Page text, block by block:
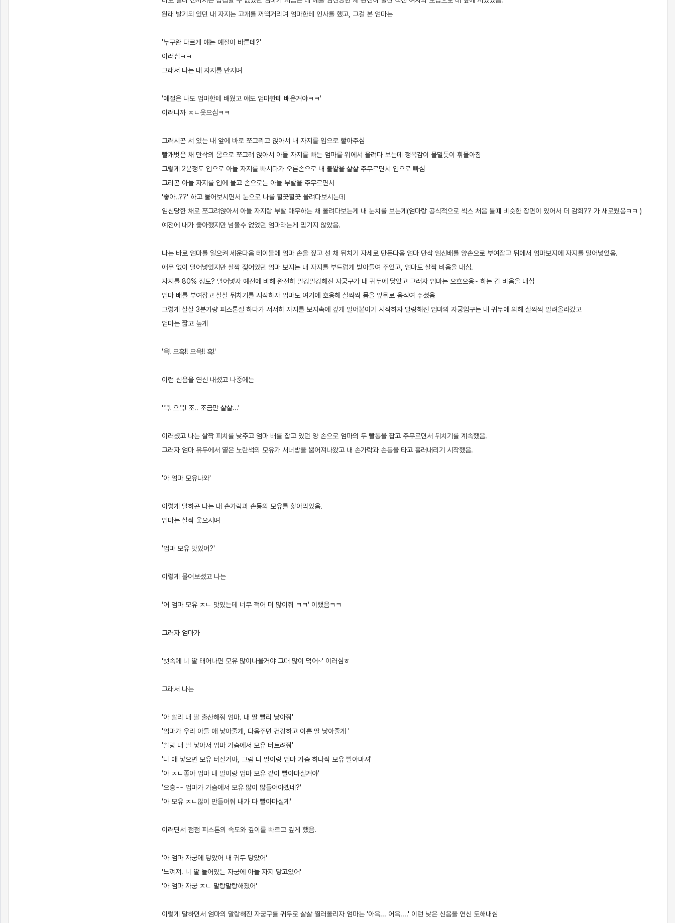
원래 발기되 있던 내 자지는 고개를 꺼떡거리며 엄마한테 인사를 했고, 그걸 본 엄마는
'누구완 다르게 얘는 예절이 바른데?'
이러심ㅋㅋ
그래서 나는 내 자지를 만지며
'예절은 나도 엄마한테 배웠고 얘도 엄마한테 배운거야ㅋㅋ'
이러니까 ㅈㄴ웃으심ㅋㅋ
그러시곤 서 있는 내 앞에 바로 쪼그리고 앉아서 내 자지를 입으로 빨아주심
빨개벗은 채 만삭의 몸으로 쪼그려 앉아서 아들 자지를 빠는 엄마를 위에서 올려다 보는데 정복감이 물밀듯이 휘몰아침
그렇게 2분정도 입으로 아들 자지를 빠시다가 오른손으로 내 불알을 살살 주무르면서 입으로 빠심
그리곤 아들 자지를 입에 물고 손으로는 아들 부랄을 주무르면서
'좋아..??' 하고 물어보시면서 눈으로 나를 힐끗힐끗 올려다보시는데
임신당한 채로 쪼그려앉아서 아들 자지랑 부랄 애무하는 채 올려다보는게 내 눈치를 보는게(엄마랑 공식적으로 섹스 처음 틀때 비슷한 장면이 있어서 더 감회?? 가 새로웠음ㅋㅋ )
예전에 내가 좋아했지만 넘볼수 없었던 엄마라는게 믿기지 않았음.
나는 바로 엄마를 일으켜 세운다음 테이블에 엄마 손을 짚고 선 채 뒤치기 자세로 만든다음 엄마 만삭 임신배를 양손으로 부여잡고 뒤에서 엄마보지에 자지를 밀어넣었음.
애무 없이 밀어넣었지만 살짝 젖어있던 엄마 보지는 내 자지를 부드럽게 받아들여 주었고, 엄마도 살짝 비음을 내심.
자지를 80% 정도? 밀어넣자 예전에 비해 완전히 말캉말캉해진 자궁구가 내 귀두에 닿았고 그러자 엄마는 으흐으응~ 하는 긴 비음을 내심
엄마 배를 부여잡고 살살 뒤치기를 시작하자 엄마도 여기에 호응해 살짝씩 몸을 앞뒤로 움직여 주셨음
그렇게 살살 3분가량 피스톤질 하다가 서서히 자지를 보지속에 깊게 밀어붙이기 시작하자 말랑해진 엄마의 자궁입구는 내 귀두에 의해 살짝씩 밀려올라갔고
엄마는 짧고 높게
'윽! 으흑!! 으윽!! 흑!'
이런 신음을 연신 내셨고 나중에는
'윽! 으읔! 조.. 조금만 살살...'
이러셨고 나는 살짝 피치를 낮추고 엄마 배를 잡고 있던 양 손으로 엄마의 두 빨통을 잡고 주무르면서 뒤치기를 계속했음.
그러자 엄마 유두에서 옅은 노란색의 모유가 서너방을 뿜어져나왔고 내 손가락과 손등을 타고 흘러내리기 시작했음.
'아 엄마 모유나와'
이렇게 말하곤 나는 내 손가락과 손등의 모유를 핥아먹었음.
엄마는 살짝 웃으시며
'엄마 모유 맛있어?'
이렇게 물어보셨고 나는
'어 엄마 모유 ㅈㄴ 맛있는데 너무 적어 더 많이줘 ㅋㅋ' 이랬음ㅋㅋ
그러자 엄마가
'뱃속에 니 딸 태어나면 모유 많이나올거야 그때 많이 먹어~' 이러심ㅎ
그래서 나는
'아 빨리 내 딸 출산해줘 엄마. 내 딸 빨리 낳아줘'
'엄마가 우리 아들 애 낳아줄게, 다음주면 건강하고 이쁜 딸 낳아줄게 '
'빨랑 내 딸 낳아서 엄마 가슴에서 모유 터트려줘'
'니 애 낳으면 모유 터질거야, 그럼 니 딸이랑 엄마 가슴 하나씩 모유 빨아마셔'
'아 ㅈㄴ좋아 엄마 내 딸이랑 엄마 모유 같이 빨아마실거야'
'으흥~~ 엄마가 가슴에서 모유 많이 많들어야겠네?'
'아 모유 ㅈㄴ많이 만들어줘 내가 다 빨아마실게'
이러면서 점점 피스톤의 속도와 깊이를 빠르고 깊게 했음.
'아 엄마 자궁에 닿았어 내 귀두 닿았어'
'느껴져. 니 딸 들어있는 자궁에 아들 자지 닿고있어'
'아 엄마 자궁 ㅈㄴ 말랑말랑해졌어'
이렇게 말하면서 엄마의 말랑해진 자궁구를 귀두로 살살 찔러올리자 엄마는 '아윽... 어윽....' 이런 낮은 신음을 연신 토해내심